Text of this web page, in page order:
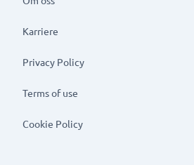
Karriere
Privacy Policy
Terms of use
Cookie Policy